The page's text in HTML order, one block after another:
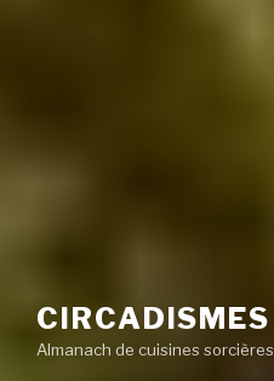
CIRCADISMES
Almanach de cuisines sorcières